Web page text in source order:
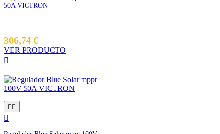
50A VICTRON
306,74 €
VER PRODUCTO


